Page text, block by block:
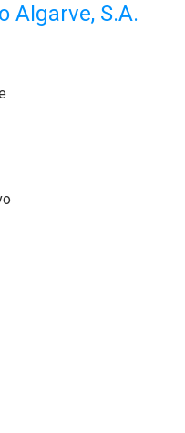
Algarve, S.A.